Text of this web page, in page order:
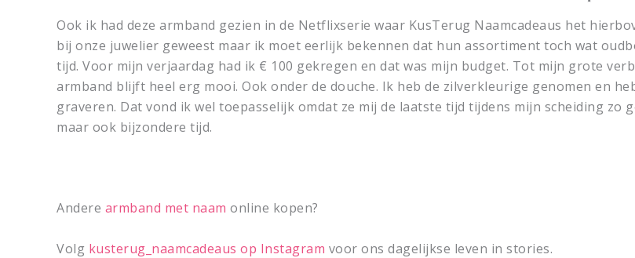
Ook ik had deze armband gezien in de Netflixserie waar KusTerug Naamcadeaus het
bij onze juwelier geweest maar ik moet eerlijk bekennen dat hun assortiment toch wat
tijd. Voor mijn verjaardag had ik € 100 gekregen en dat was mijn budget. Tot mijn grote
armband blijft heel erg mooi. Ook onder de douche. Ik heb de zilverkleurige genomen en
graveren. Dat vond ik wel toepasselijk omdat ze mij de laatste tijd tijdens mijn scheiding zo
maar ook bijzondere tijd.
Andere armband met naam online kopen?
Volg kusterug_naamcadeaus op Instagram voor ons dagelijkse leven in stories.